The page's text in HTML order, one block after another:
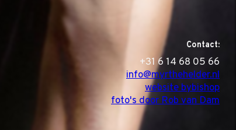
Contact:
‭+31 6 14 68 05 66
info@myrthehelder.nl
website bybishop
foto's door Rob van Dam